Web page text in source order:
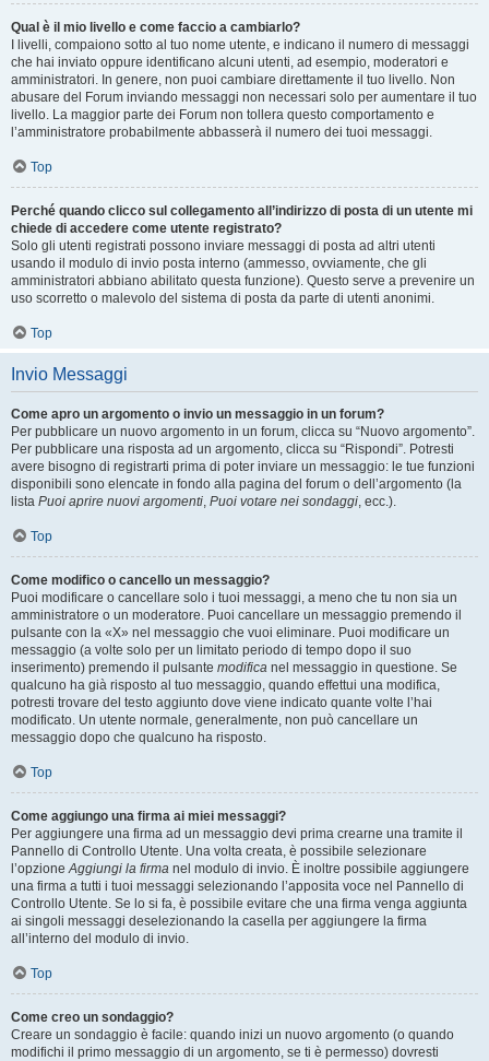
Qual è il mio livello e come faccio a cambiarlo?
I livelli, compaiono sotto al tuo nome utente, e indicano il numero di messaggi
che hai inviato oppure identificano alcuni utenti, ad esempio, moderatori e
amministratori. In genere, non puoi cambiare direttamente il tuo livello. Non
abusare del Forum inviando messaggi non necessari solo per aumentare il tuo
livello. La maggior parte dei Forum non tollera questo comportamento e
l’amministratore probabilmente abbasserà il numero dei tuoi messaggi.
Top
Perché quando clicco sul collegamento all’indirizzo di posta di un utente mi
chiede di accedere come utente registrato?
Solo gli utenti registrati possono inviare messaggi di posta ad altri utenti
usando il modulo di invio posta interno (ammesso, ovviamente, che gli
amministratori abbiano abilitato questa funzione). Questo serve a prevenire un
uso scorretto o malevolo del sistema di posta da parte di utenti anonimi.
Top
Invio Messaggi
Come apro un argomento o invio un messaggio in un forum?
Per pubblicare un nuovo argomento in un forum, clicca su “Nuovo argomento”.
Per pubblicare una risposta ad un argomento, clicca su “Rispondi”. Potresti
avere bisogno di registrarti prima di poter inviare un messaggio: le tue funzioni
disponibili sono elencate in fondo alla pagina del forum o dell’argomento (la
lista Puoi aprire nuovi argomenti, Puoi votare nei sondaggi, ecc.).
Top
Come modifico o cancello un messaggio?
Puoi modificare o cancellare solo i tuoi messaggi, a meno che tu non sia un
amministratore o un moderatore. Puoi cancellare un messaggio premendo il
pulsante con la «X» nel messaggio che vuoi eliminare. Puoi modificare un
messaggio (a volte solo per un limitato periodo di tempo dopo il suo
inserimento) premendo il pulsante modifica nel messaggio in questione. Se
qualcuno ha già risposto al tuo messaggio, quando effettui una modifica,
potresti trovare del testo aggiunto dove viene indicato quante volte l’hai
modificato. Un utente normale, generalmente, non può cancellare un
messaggio dopo che qualcuno ha risposto.
Top
Come aggiungo una firma ai miei messaggi?
Per aggiungere una firma ad un messaggio devi prima crearne una tramite il
Pannello di Controllo Utente. Una volta creata, è possibile selezionare
l’opzioneAggiungi la firma nel modulo di invio. È inoltre possibile aggiungere
una firma a tutti i tuoi messaggi selezionando l’apposita voce nel Pannello di
Controllo Utente. Se lo si fa, è possibile evitare che una firma venga aggiunta
ai singoli messaggi deselezionando la casella per aggiungere la firma
all’interno del modulo di invio.
Top
Come creo un sondaggio?
Creare un sondaggio è facile: quando inizi un nuovo argomento (o quando
modifichi il primo messaggio di un argomento, se ti è permesso) dovresti